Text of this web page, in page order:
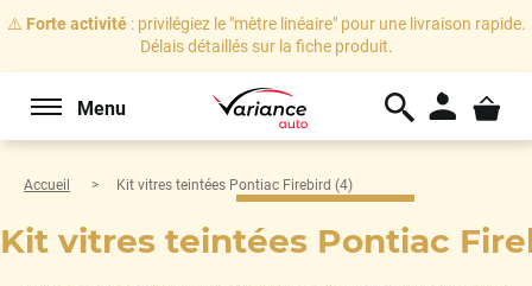
⚠️ Forte activité: privilégiez le "mètre linéaire" pour une livraison rapide.
Délais détaillés sur la fiche produit.
Menu
Accueil Kit vitres teintées Pontiac Firebird (4)
Kit vitres teintées Pontiac